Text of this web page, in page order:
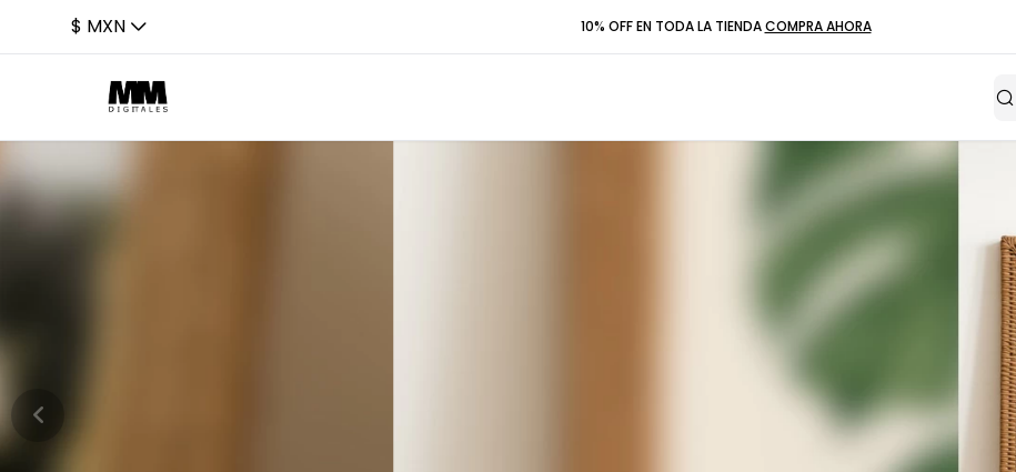
$ MXN 10% OFF EN TODA LA TIENDACOMPRA AHORA